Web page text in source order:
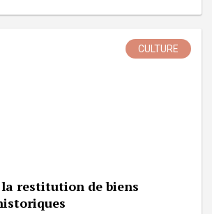
CULTURE
la restitution de biens